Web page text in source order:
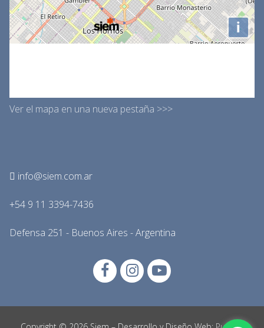
Ver el mapa en una nueva pestaña >>>
info@siem.com.ar
+54 9 11 3394-7436
Defensa 251 - Buenos Aires - Argentina